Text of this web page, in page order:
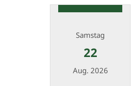
Samstag
22
Aug. 2026